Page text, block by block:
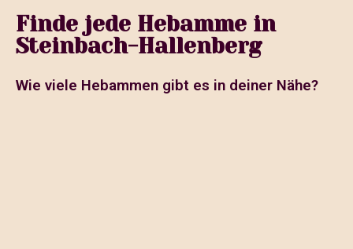
Finde jede Hebamme in
Steinbach-Hallenberg
Wie viele Hebammen gibt es in deiner Nähe?